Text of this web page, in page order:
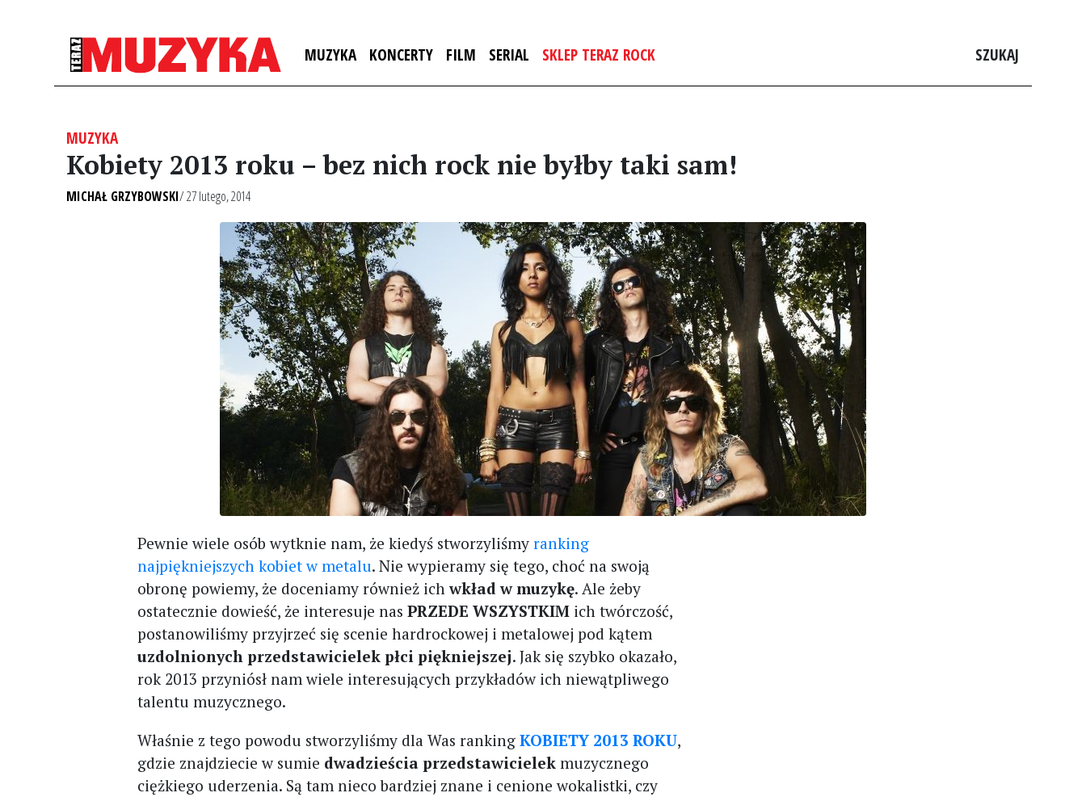
MUZYKA KONCERTY FILM SERIAL SKLEP TERAZ ROCK SZUKAJ
MUZYKA
Kobiety 2013 roku – bez nich rock nie byłby taki sam!
MICHAŁ GRZYBOWSKI/ 27 lutego, 2014
Pewnie wiele osób wytknie nam, że kiedyś stworzyliśmyranking
najpiękniejszych kobiet w metalu. Nie wypieramy się tego, choć na swoją
obronę powiemy, że doceniamy również ichwkład w muzykę. Ale żeby
ostatecznie dowieść, że interesuje nasPRZEDE WSZYSTKIM ich twórczość,
postanowiliśmy przyjrzeć się scenie hardrockowej i metalowej pod kątem
uzdolnionych przedstawicielek płci piękniejszej. Jak się szybko okazało,
rok 2013 przyniósł nam wiele interesujących przykładów ich niewątpliwego
talentu muzycznego.
Właśnie z tego powodu stworzyliśmy dla Was rankingKOBIETY 2013 ROKU,
gdzie znajdziecie w sumie dwadzieścia przedstawicielek muzycznego
ciężkiego uderzenia. Są tam nieco bardziej znane i cenione wokalistki, czy